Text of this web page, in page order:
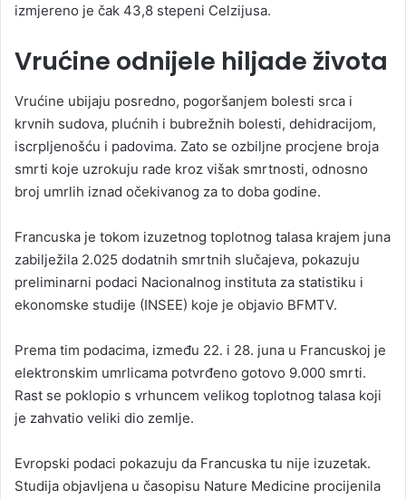
izmjereno je čak 43,8 stepeni Celzijusa.
Vrućine odnijele hiljade života
Vrućine ubijaju posredno, pogoršanjem bolesti srca i
krvnih sudova, plućnih i bubrežnih bolesti, dehidracijom,
iscrpljenošću i padovima. Zato se ozbiljne procjene broja
smrti koje uzrokuju rade kroz višak smrtnosti, odnosno
broj umrlih iznad očekivanog za to doba godine.
Francuska je tokom izuzetnog toplotnog talasa krajem juna
zabilježila 2.025 dodatnih smrtnih slučajeva, pokazuju
preliminarni podaci Nacionalnog instituta za statistiku i
ekonomske studije (INSEE) koje je objavio BFMTV.
Prema tim podacima, između 22. i 28. juna u Francuskoj je
elektronskim umrlicama potvrđeno gotovo 9.000 smrti.
Rast se poklopio s vrhuncem velikog toplotnog talasa koji
je zahvatio veliki dio zemlje.
Evropski podaci pokazuju da Francuska tu nije izuzetak.
Studija objavljena u časopisu Nature Medicine procijenila